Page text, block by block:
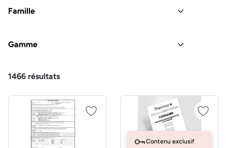
Famille
Gamme
1466 résultats
Contenu exclusif